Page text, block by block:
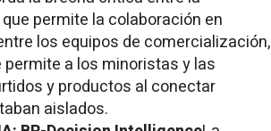
permite la colaboración en
los equipos de comercialización,
a los minoristas y las
y productos al conectar
aislados.